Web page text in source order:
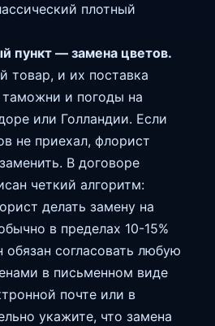
плотный
пункт — замена цветов.
и их поставка
таможни и погоды на
или Голландии. Если
не приехал, флорист
В договоре
четкий алгоритм:
делать замену на
в пределах 10-15%
обязан согласовать любую
в письменном виде
почте или в
укажите, что замена